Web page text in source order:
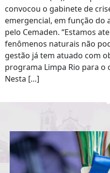
convocou o gabinete de
emergencial, em função
pelo Cemaden. “Estamos
fenômenos naturais não
gestão já tem atuado com
programa Limpa Rio para o
Nesta […]